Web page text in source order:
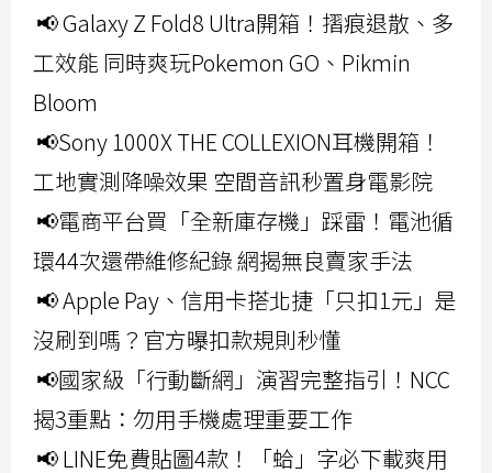
📢 Galaxy Z Fold8 Ultra開箱！摺痕退散、多
工效能 同時爽玩Pokemon GO、Pikmin
Bloom
📢Sony 1000X THE COLLEXION耳機開箱！
工地實測降噪效果 空間音訊秒置身電影院
📢電商平台買「全新庫存機」踩雷！電池循
環44次還帶維修紀錄 網揭無良賣家手法
📢 Apple Pay、信用卡搭北捷「只扣1元」是
沒刷到嗎？官方曝扣款規則秒懂
📢國家級「行動斷網」演習完整指引！NCC
揭3重點：勿用手機處理重要工作
📢 LINE免費貼圖4款！「蛤」字必下載爽用